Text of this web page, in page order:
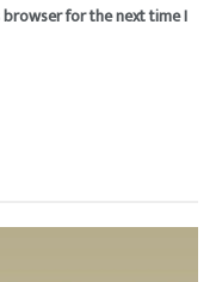
browser for the next time I